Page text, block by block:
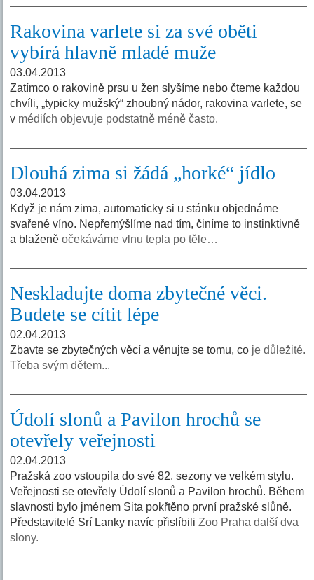
Rakovina varlete si za své oběti
vybírá hlavně mladé muže
03.04.2013
Zatímco o rakovině prsu u žen slyšíme nebo čteme každou
chvíli, „typicky mužský“ zhoubný nádor, rakovina varlete, se
v médiích objevuje podstatně méně často.
Dlouhá zima si žádá „horké“ jídlo
03.04.2013
Když je nám zima, automaticky si u stánku objednáme
svařené víno. Nepřemýšlíme nad tím, činíme to instinktivně
a blaženěočekáváme vlnu tepla po těle…
Neskladujte doma zbytečné věci.
Budete se cítit lépe
02.04.2013
Zbavte se zbytečných věcí a věnujte se tomu, co je důležité.
Třeba svým dětem...
Údolí slonů a Pavilon hrochů se
otevřely veřejnosti
02.04.2013
Pražská zoo vstoupila do své 82. sezony ve velkém stylu.
Veřejnosti se otevřely Údolí slonů a Pavilon hrochů. Během
slavnosti bylo jménem Sita pokřtěno první pražské slůně.
Představitelé Srí Lanky navíc přislíbiliZoo Praha další dva
slony.